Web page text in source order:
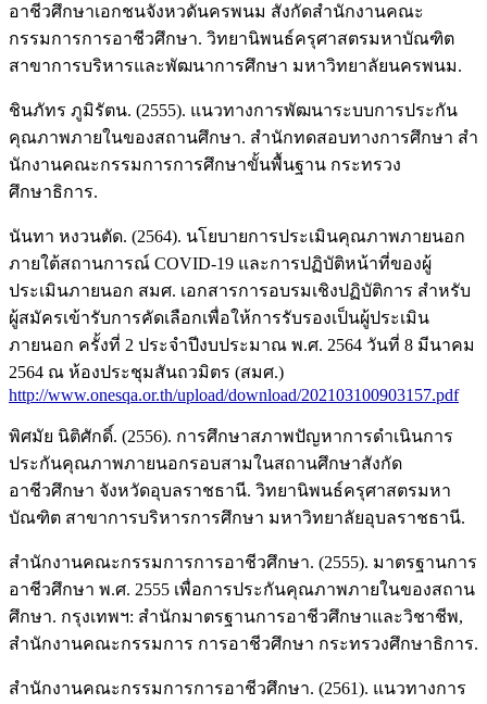
อาชีวศึกษาเอกชนจังหวดันครพนม สังกัดสำนักงานคณะ
กรรมการการอาชีวศึกษา. วิทยานิพนธ์ครุศาสตรมหาบัณฑิต
สาขาการบริหารและพัฒนาการศึกษา มหาวิทยาลัยนครพนม.
ชินภัทร ภูมิรัตน. (2555). แนวทางการพัฒนาระบบการประกัน
คุณภาพภายในของสถานศึกษา. สํานักทดสอบทางการศึกษา สํา
นักงานคณะกรรมการการศึกษาขั้นพื้นฐาน กระทรวง
ศึกษาธิการ.
นันทา หงวนตัด. (2564). นโยบายการประเมินคุณภาพภายนอก
ภายใต้สถานการณ์ COVID-19 และการปฏิบัติหน้าที่ของผู้
ประเมินภายนอก สมศ. เอกสารการอบรมเชิงปฏิบัติการ สำหรับ
ผู้สมัครเข้ารับการคัดเลือกเพื่อให้การรับรองเป็นผู้ประเมิน
ภายนอก ครั้งที่ 2 ประจำปีงบประมาณ พ.ศ. 2564 วันที่ 8 มีนาคม
2564 ณ ห้องประชุมสันถวมิตร (สมศ.)
http://www.onesqa.or.th/upload/download/202103100903157.pdf
พิศมัย นิติศักดิ์. (2556). การศึกษาสภาพปัญหาการดําเนินการ
ประกันคุณภาพภายนอกรอบสามในสถานศึกษาสังกัด
อาชีวศึกษา จังหวัดอุบลราชธานี. วิทยานิพนธ์ครุศาสตรมหา
บัณฑิต สาขาการบริหารการศึกษา มหาวิทยาลัยอุบลราชธานี.
สํานักงานคณะกรรมการการอาชีวศึกษา. (2555). มาตรฐานการ
อาชีวศึกษา พ.ศ. 2555 เพื่อการประกันคุณภาพภายในของสถาน
ศึกษา. กรุงเทพฯ: สํานักมาตรฐานการอาชีวศึกษาและวิชาชีพ,
สํานักงานคณะกรรมการ การอาชีวศึกษา กระทรวงศึกษาธิการ.
สำนักงานคณะกรรมการการอาชีวศึกษา. (2561). แนวทางการ